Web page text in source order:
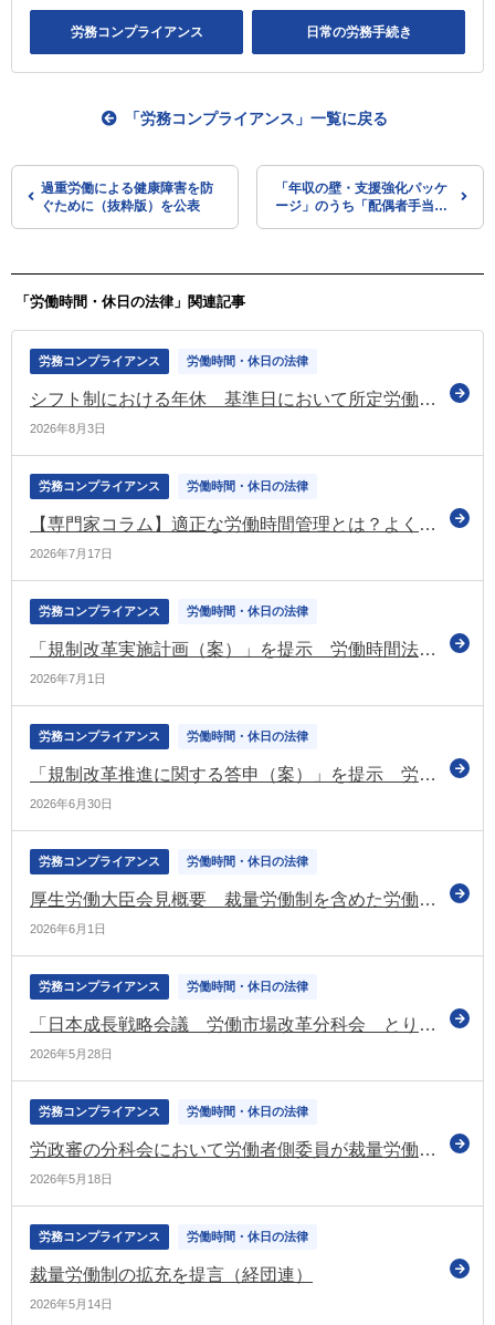
労務コンプライアンス 日常の労務手続き
過重労働による健康障害を防
ぐために（抜粋版）を公表
「労務コンプライアンス」一覧に戻る
「年収の壁・支援強化パッケ
ージ」のうち「配偶者手当へ
「労働時間・休日の法律」関連記事
労務コンプライアンス 労働時間・休日の法律
シフト制における年休 基準日において所定労働日数を算出し難い場合における取扱いなどを明確化（厚労省）
2026年8月3日
労務コンプライアンス 労働時間・休日の法律
【専門家コラム】適正な労働時間管理とは？よくある違反事例と企業が押さえるべき管理のポイント
2026年7月17日
労務コンプライアンス 労働時間・休日の法律
「規制改革実施計画（案）」を提示 労働時間法制に関する項目も（規制改革関係府省庁連絡会議）
2026年7月1日
労務コンプライアンス 労働時間・休日の法律
「規制改革推進に関する答申（案）」を提示 労働時間法制に関する規制・制度改革の項目も（規制改革推進会議）
2026年6月30日
労務コンプライアンス 労働時間・休日の法律
厚生労働大臣会見概要 裁量労働制を含めた労働時間規制に関し質疑応答 夏以降の労働政策審議会で議論を行う（令和8年5月29日）
2026年6月1日
労務コンプライアンス 労働時間・休日の法律
「日本成長戦略会議 労働市場改革分科会 とりまとめ（案）」を提示（日本成長戦略会議 労働市場改革分科会）
2026年5月28日
労務コンプライアンス 労働時間・休日の法律
労政審の分科会において労働者側委員が裁量労働制の拡充不要などを主張（連合）
2026年5月18日
労務コンプライアンス 労働時間・休日の法律
裁量労働制の拡充を提言（経団連）
2026年5月14日